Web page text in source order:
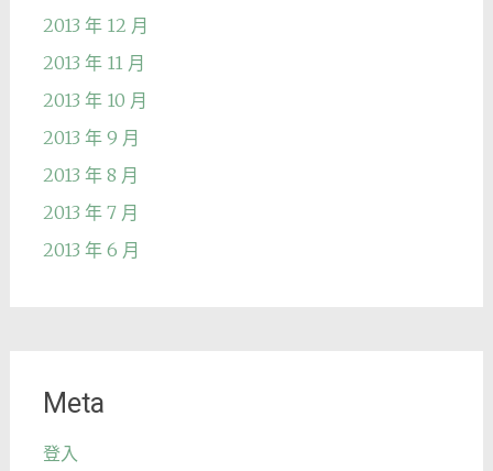
2013 年 12 月
2013 年 11 月
2013 年 10 月
2013 年 9 月
2013 年 8 月
2013 年 7 月
2013 年 6 月
Meta
登入